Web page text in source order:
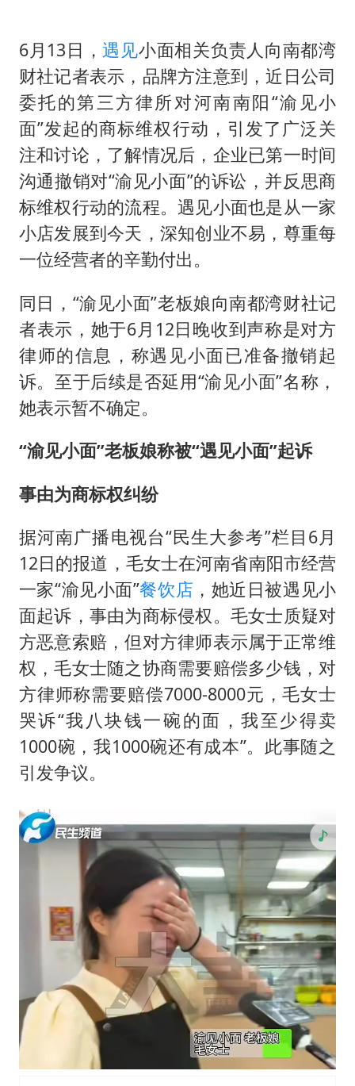
6月13日，遇见小面相关负责人向南都湾
财社记者表示，品牌方注意到，近日公司
委托的第三方律所对河南南阳“渝见小
面”发起的商标维权行动，引发了广泛关
注和讨论，了解情况后，企业已第一时间
沟通撤销对“渝见小面”的诉讼，并反思商
标维权行动的流程。遇见小面也是从一家
小店发展到今天，深知创业不易，尊重每
一位经营者的辛勤付出。
同日，“渝见小面”老板娘向南都湾财社记
者表示，她于6月12日晚收到声称是对方
律师的信息，称遇见小面已准备撤销起
诉。至于后续是否延用“渝见小面”名称，
她表示暂不确定。
“渝见小面”老板娘称被“遇见小面”起诉
事由为商标权纠纷
据河南广播电视台“民生大参考”栏目6月
12日的报道，毛女士在河南省南阳市经营
一家“渝见小面”餐饮店 ，她近日被遇见小
面起诉，事由为商标侵权。毛女士质疑对
方恶意索赔，但对方律师表示属于正常维
权，毛女士随之协商需要赔偿多少钱，对
方律师称需要赔偿7000-8000元，毛女士
哭诉“我八块钱一碗的面，我至少得卖
1000碗，我1000碗还有成本”。此事随之
引发争议。